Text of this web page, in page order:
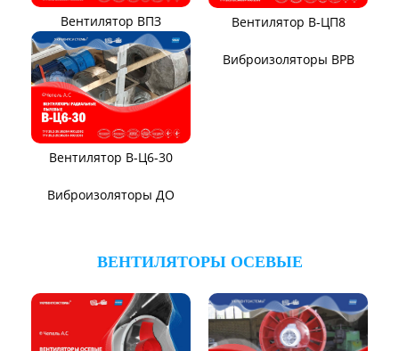
Вентиляторы для АЭС
Вентилятор ВЦП 5-45 Вентилятор ВЦП 6-46
Вентилятор ВЦП Вентилятор ВРПВ